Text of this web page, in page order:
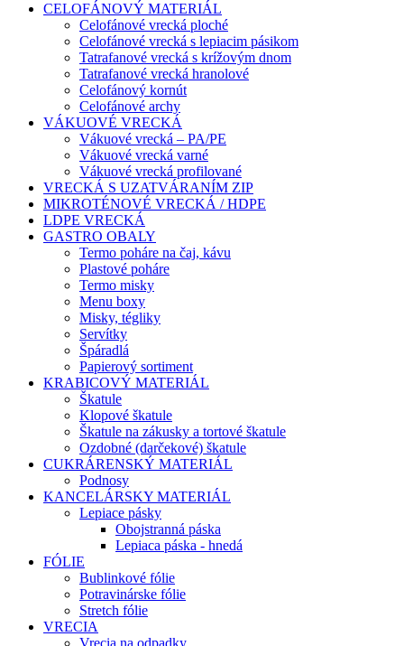
CELOFÁNOVÝ MATERIÁL
Celofánové vrecká ploché
Celofánové vrecká s lepiacim pásikom
Tatrafanové vrecká s krížovým dnom
Tatrafanové vrecká hranolové
Celofánový kornút
Celofánové archy
VÁKUOVÉ VRECKÁ
Vákuové vrecká – PA/PE
Vákuové vrecká varné
Vákuové vrecká profilované
VRECKÁ S UZATVÁRANÍM ZIP
MIKROTÉNOVÉ VRECKÁ / HDPE
LDPE VRECKÁ
GASTRO OBALY
Termo poháre na čaj, kávu
Plastové poháre
Termo misky
Menu boxy
Misky, tégliky
Servítky
Špáradlá
Papierový sortiment
KRABICOVÝ MATERIÁL
Škatule
Klopové škatule
Škatule na zákusky a tortové škatule
Ozdobné (darčekové) škatule
CUKRÁRENSKÝ MATERIÁL
Podnosy
KANCELÁRSKY MATERIÁL
Lepiace pásky
Obojstranná páska
Lepiaca páska - hnedá
FÓLIE
Bublinkové fólie
Potravinárske fólie
Stretch fólie
VRECIA